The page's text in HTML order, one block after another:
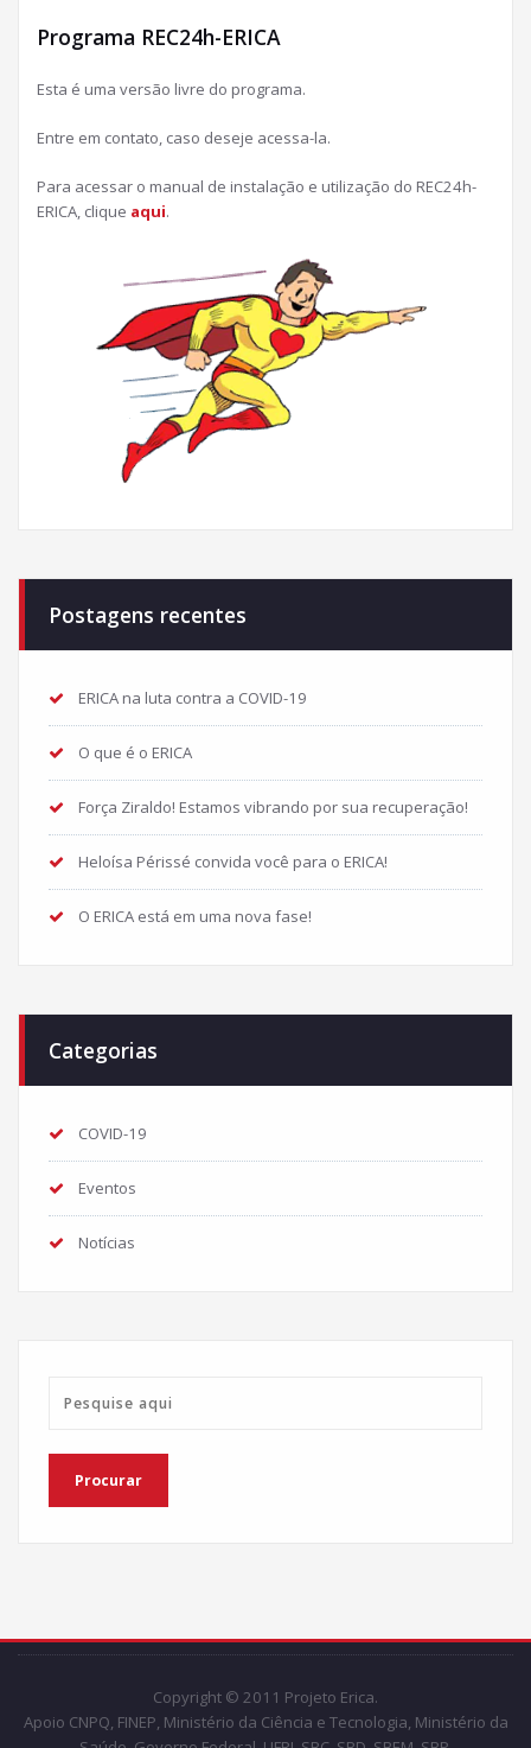
Programa REC24h-ERICA
Esta é uma versão livre do programa.
Entre em contato, caso deseje acessa-la.
Para acessar o manual de instalação e utilização do REC24h-
ERICA, clique aqui.
Postagens recentes
ERICA na luta contra a COVID-19
O que é o ERICA
Força Ziraldo! Estamos vibrando por sua recuperação!
Heloísa Périssé convida você para o ERICA!
O ERICA está em uma nova fase!
Categorias
COVID-19
Eventos
Notícias
Copyright © 2011 Projeto Erica.
Apoio CNPQ, FINEP, Ministério da Ciência e Tecnologia, Ministério da